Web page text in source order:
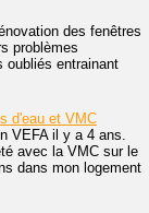
des fenêtres
problèmes
oubliés entrainant
d'eau et VMC
VEFA il y a 4 ans.
avec la VMC sur le
dans mon logement